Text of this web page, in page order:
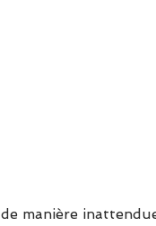
manière